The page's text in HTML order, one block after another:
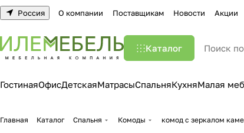
Россия О компании Поставщикам Новости Акции
Каталог
ГостинаяОфисДетскаяМатрасыСпальняКухняМалая
Главная Каталог Спальня Комоды комод с зеркалом